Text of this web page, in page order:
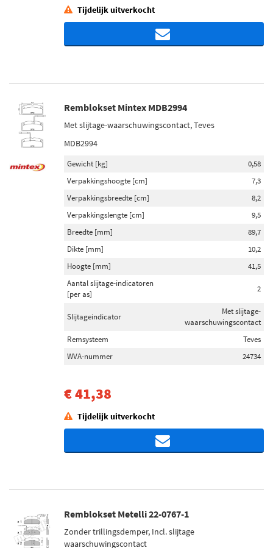
Tijdelijk uitverkocht
Remblokset Mintex MDB2994
Met slijtage-waarschuwingscontact, Teves
MDB2994
Gewicht [kg]
0,58
Verpakkingshoogte [cm]
7,3
Verpakkingsbreedte [cm]
8,2
Verpakkingslengte [cm]
9,5
Breedte [mm]
89,7
Dikte [mm]
10,2
Hoogte [mm]
41,5
Aantal slijtage-indicatoren
[per as]
2
Slijtageindicator
Met slijtage-
waarschuwingscontact
Remsysteem
Teves
WVA-nummer
24734
€ 41,38
Tijdelijk uitverkocht
Remblokset Metelli 22-0767-1
Zonder trillingsdemper, Incl. slijtage
waarschuwingscontact